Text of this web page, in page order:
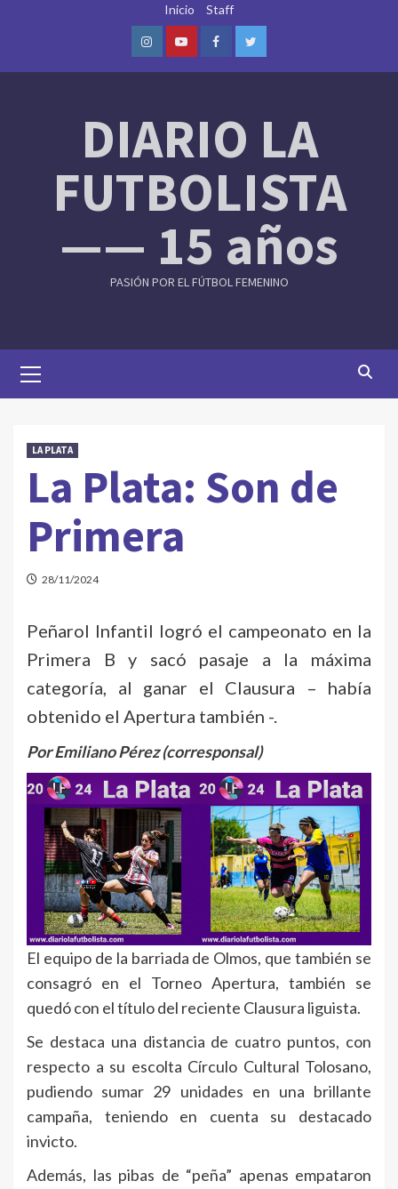
Inicio Staff
InstagramYoutubeFacebookTwitter
DIARIO LA
FUTBOLISTA
—— 15 años
PASIÓN POR EL FÚTBOL FEMENINO
Menu
LA PLATA
La Plata: Son de
Primera
28/11/2024
Peñarol Infantil logró el campeonato en la
Primera B y sacó pasaje a la máxima
categoría, al ganar el Clausura – había
obtenido el Apertura también -.
Por Emiliano Pérez (corresponsal)
El equipo de la barriada de Olmos, que también se
consagró en el Torneo Apertura, también se
quedó con el título del reciente Clausura liguista.
Se destaca una distancia de cuatro puntos, con
respecto a su escolta Círculo Cultural Tolosano,
pudiendo sumar 29 unidades en una brillante
campaña, teniendo en cuenta su destacado
invicto.
Además, las pibas de “peña” apenas empataron